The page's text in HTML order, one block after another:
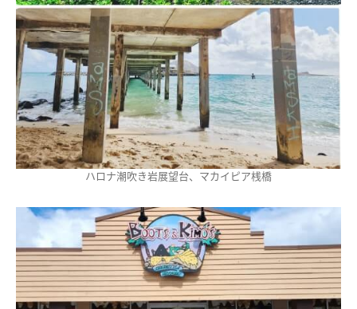
ハロナ潮吹き岩展望台、マカイピア桟橋